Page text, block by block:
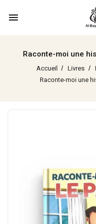
menu
Raconte-moi une
Accueil Livres
Raconte-moi une